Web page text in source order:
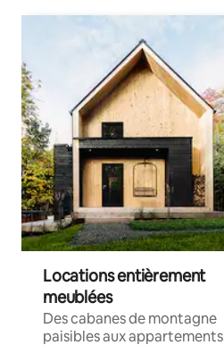
Locations entièrement
meublées
Des cabanes de montagne
paisibles aux appartements